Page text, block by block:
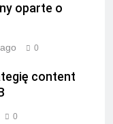
oparte o
0
content
0